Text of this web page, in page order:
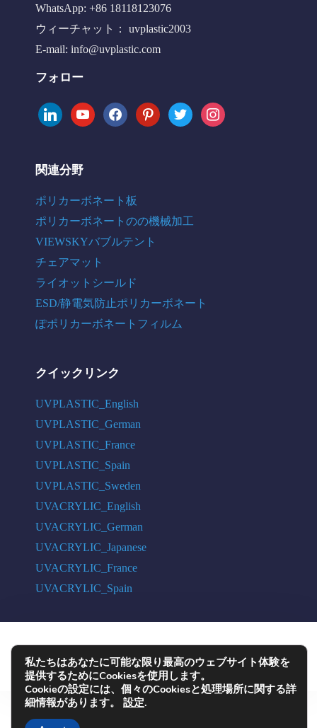
WhatsApp: +86 18118123076
ウィーチャット： uvplastic2003
E-mail: info@uvplastic.com
フォロー
linkedinyoutubefacebookpinteresttwitter instagram
関連分野
ポリカーボネート板
ポリカーボネートのの機械加工
VIEWSKYバブルテント
チェアマット
ライオットシールド
ESD/静電気防止ポリカーボネート
ぽポリカーボネートフィルム
クイックリンク
UVPLASTIC_English
UVPLASTIC_German
UVPLASTIC_France
UVPLASTIC_Spain
UVPLASTIC_Sweden
UVACRYLIC_English
UVACRYLIC_German
UVACRYLIC_Japanese
UVACRYLIC_France
UVACRYLIC_Spain
COPYRIGHT © 2004 - 2026 UVPLASTIC MATERIAL TECHNOLOGY CO.,
LTD. ALL RIGHTS RESERVED
私たちはあなたに可能な限り最高のウェブサイト体験を
提供するためにCookiesを使用します。
Cookieの設定には、個々のCookiesと処理場所に関する詳
細情報があります。 設定.